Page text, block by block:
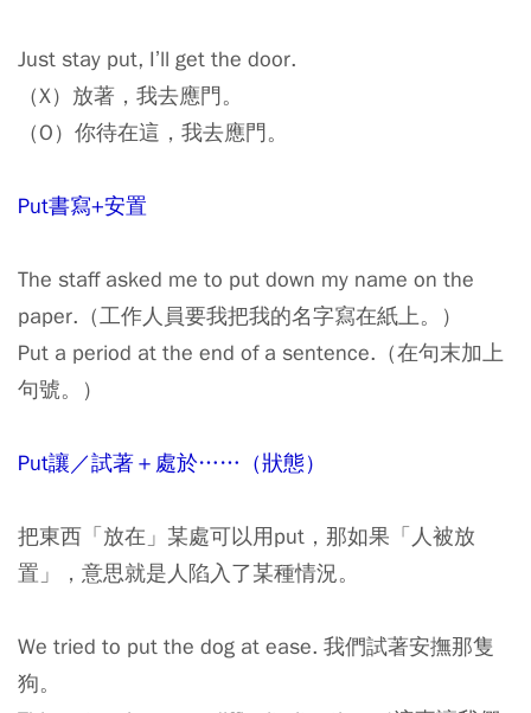
Just stay put, I’ll get the door.
（X）放著，我去應門。
（O）你待在這，我去應門。
Put書寫+安置
The staff asked me to put down my name on the
paper.（工作人員要我把我的名字寫在紙上。）
Put a period at the end of a sentence.（在句末加上
句號。）
Put讓／試著＋處於……（狀態）
把東西「放在」某處可以用put，那如果「人被放
置」，意思就是人陷入了某種情況。
We tried to put the dog at ease. 我們試著安撫那隻
狗。